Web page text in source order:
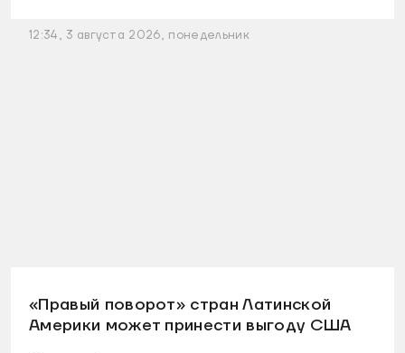
12:34, 3 августа 2026, понедельник
«Правый поворот» стран Латинской
Америки может принести выгоду США